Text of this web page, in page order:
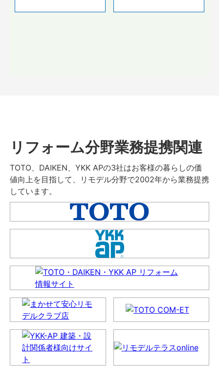
リフォーム分野業務提携関連
TOTO、DAIKEN、YKK APの3社はお客様の暮らしの価
値向上を目指して、リモデル分野で2002年から業務提携
しています。